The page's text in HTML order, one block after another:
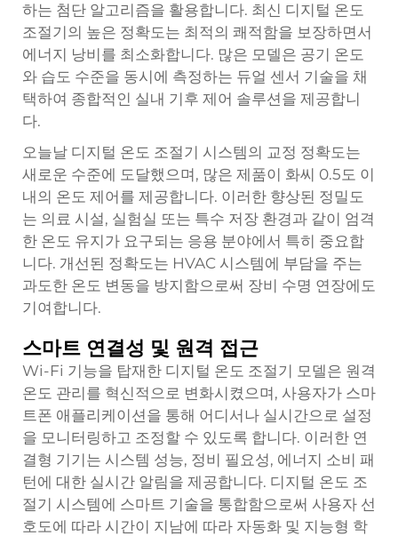
하는 첨단 알고리즘을 활용합니다. 최신 디지털 온도
조절기의 높은 정확도는 최적의 쾌적함을 보장하면서
에너지 낭비를 최소화합니다. 많은 모델은 공기 온도
와 습도 수준을 동시에 측정하는 듀얼 센서 기술을 채
택하여 종합적인 실내 기후 제어 솔루션을 제공합니
다.
오늘날 디지털 온도 조절기 시스템의 교정 정확도는
새로운 수준에 도달했으며, 많은 제품이 화씨 0.5도 이
내의 온도 제어를 제공합니다. 이러한 향상된 정밀도
는 의료 시설, 실험실 또는 특수 저장 환경과 같이 엄격
한 온도 유지가 요구되는 응용 분야에서 특히 중요합
니다. 개선된 정확도는 HVAC 시스템에 부담을 주는
과도한 온도 변동을 방지함으로써 장비 수명 연장에도
기여합니다.
스마트 연결성 및 원격 접근
Wi-Fi 기능을 탑재한 디지털 온도 조절기 모델은 원격
온도 관리를 혁신적으로 변화시켰으며, 사용자가 스마
트폰 애플리케이션을 통해 어디서나 실시간으로 설정
을 모니터링하고 조정할 수 있도록 합니다. 이러한 연
결형 기기는 시스템 성능, 정비 필요성, 에너지 소비 패
턴에 대한 실시간 알림을 제공합니다. 디지털 온도 조
절기 시스템에 스마트 기술을 통합함으로써 사용자 선
호도에 따라 시간이 지남에 따라 자동화 및 지능형 학